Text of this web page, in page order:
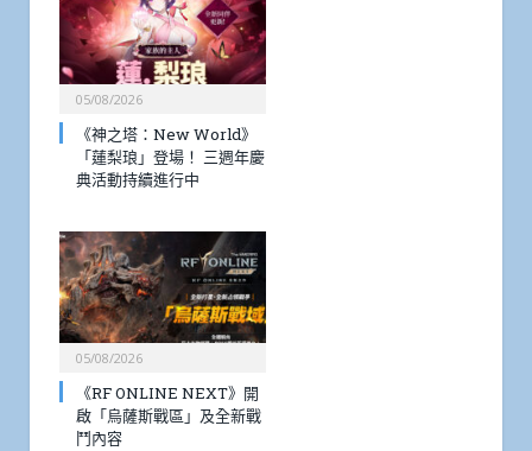
05/08/2026
《神之塔：New World》
「蓮梨琅」登場！ 三週年慶
典活動持續進行中
05/08/2026
《RF ONLINE NEXT》開
啟「烏薩斯戰區」及全新戰
鬥內容